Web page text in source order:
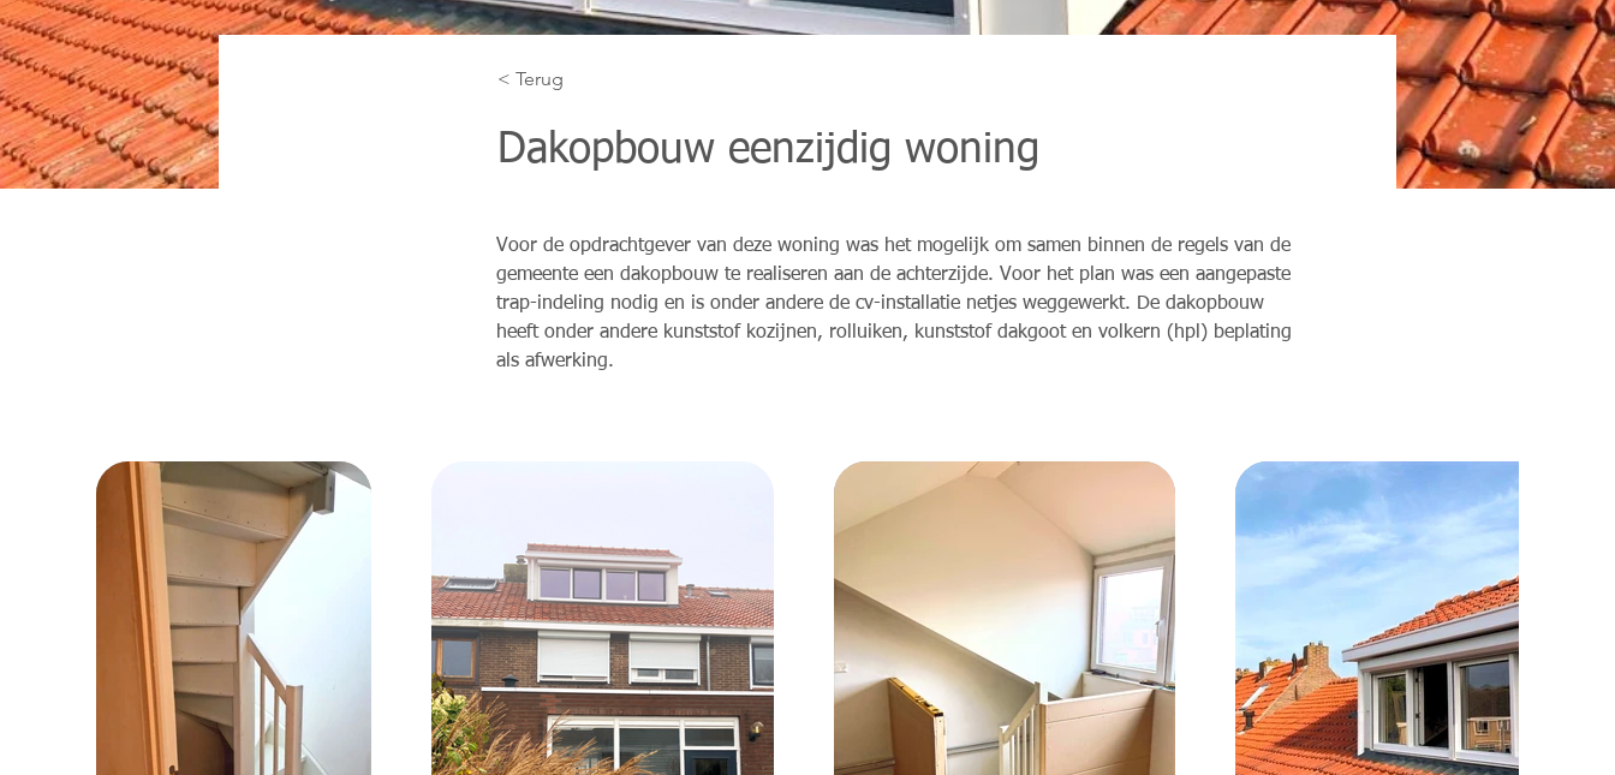
< Terug
Dakopbouw eenzijdig woning
Voor de opdrachtgever van deze woning was het mogelijk om samen binnen de regels van de
gemeente een dakopbouw te realiseren aan de achterzijde. Voor het plan was een aangepaste
trap-indeling nodig en is onder andere de cv-installatie netjes weggewerkt. De dakopbouw
heeft onder andere kunststof kozijnen, rolluiken, kunststof dakgoot en volkern (hpl) beplating
als afwerking.